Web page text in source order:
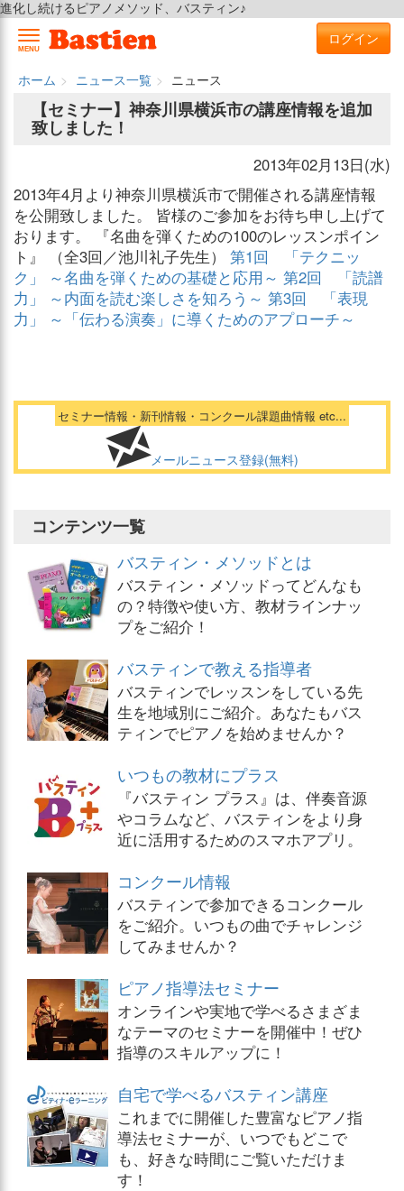
進化し続けるピアノメソッド、バスティン♪
MENU
ログイン
ホーム ニュース一覧
ニュース
【セミナー】神奈川県横浜市の講座情報を追加
致しました！
2013年02月13日(水)
2013年4月より神奈川県横浜市で開催される講座情報
を公開致しました。 皆様のご参加をお待ち申し上げて
おります。 『名曲を弾くための100のレッスンポイン
ト』 （全3回／池川礼子先生） 第1回 「テクニッ
ク」 ～名曲を弾くための基礎と応用～ 第2回 「読譜
力」 ～内面を読む楽しさを知ろう～ 第3回 「表現
力」 ～「伝わる演奏」に導くためのアプローチ～
セミナー情報・新刊情報・コンクール課題曲情報 etc...
メールニュース登録(無料)
コンテンツ一覧
バスティン・メソッドとは
バスティン・メソッドってどんなも
の？特徴や使い方、教材ラインナッ
プをご紹介！
バスティンで教える指導者
バスティンでレッスンをしている先
生を地域別にご紹介。あなたもバス
ティンでピアノを始めませんか？
いつもの教材にプラス
『バスティン プラス』は、伴奏音源
やコラムなど、バスティンをより身
近に活用するためのスマホアプリ。
コンクール情報
バスティンで参加できるコンクール
をご紹介。いつもの曲でチャレンジ
してみませんか？
ピアノ指導法セミナー
オンラインや実地で学べるさまざま
なテーマのセミナーを開催中！ぜひ
指導のスキルアップに！
自宅で学べるバスティン講座
これまでに開催した豊富なピアノ指
導法セミナーが、いつでもどこで
も、好きな時間にご覧いただけま
す！